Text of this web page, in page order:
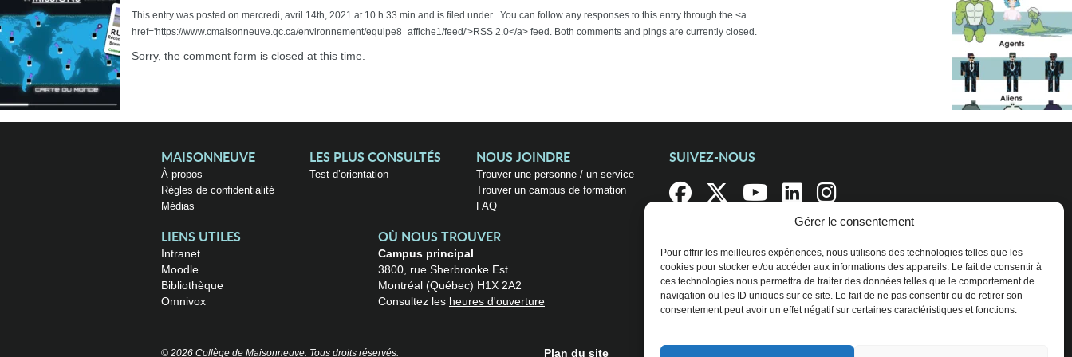
Gérer le consentement
Pour offrir les meilleures expériences, nous utilisons des technologies telles que les
cookies pour stocker et/ou accéder aux informations des appareils. Le fait de consentir à
ces technologies nous permettra de traiter des données telles que le comportement de
navigation ou les ID uniques sur ce site. Le fait de ne pas consentir ou de retirer son
consentement peut avoir un effet négatif sur certaines caractéristiques et fonctions.
This entry was posted on mercredi, avril 14th, 2021 at 10 h 33 min and is filed under . You can follow any responses to this entry through the <a
href='https://www.cmaisonneuve.qc.ca/environnement/equipe8_affiche1/feed/'>RSS 2.0</a> feed. Both comments and pings are currently closed.
Sorry, the comment form is closed at this time.
MAISONNEUVE
À propos
Règles de confidentialité
Médias
LES PLUS CONSULTÉS
Test d’orientation
NOUS JOINDRE
Trouver une personne / un service
Trouver un campus de formation
FAQ
SUIVEZ-NOUS
LIENS UTILES
Intranet
Moodle
Bibliothèque
Omnivox
OÙ NOUS TROUVER
Campus principal
3800, rue Sherbrooke Est
Montréal (Québec) H1X 2A2
Consultez les heures d'ouverture
© 2026 Collège de Maisonneuve. Tous droits réservés. Plan du site